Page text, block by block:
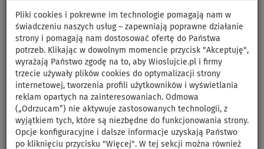
Pliki cookies i pokrewne im technologie pomagają nam w
świadczeniu naszych usług – zapewniają poprawne działanie
strony i pomagają nam dostosować ofertę do Państwa
potrzeb. Klikając w dowolnym momencie przycisk "Akceptuję",
wyrażają Państwo zgodę na to, aby Wioslujcie.pl i firmy
trzecie używały plików cookies do optymalizacji strony
internetowej, tworzenia profili użytkowników i wyświetlania
reklam opartych na zainteresowaniach. Odmowa
(„Odrzucam”) nie aktywuje zastosowanych technologii, z
wyjątkiem tych, które są niezbędne do funkcjonowania strony.
Opcje konfiguracyjne i dalsze informacje uzyskają Państwo
po kliknięciu przycisku "Więcej". W tej sekcji można również
Topy sportowe na deskę SUP
Obcisłe tank topy łączą wygodne dopasowanie z maksymalną
funkcjonalnością. Techniczne materiały zapewniają doskonałe
odprowadzanie potu i wody, co sprawia, że koszulka lepiej schnie
i utrzymuje suchość nawet podczas ciężkich treningów. Koszulki
są przylegające, ale nie krępują ruchów i doskonale nadają się
do uprawiania wszystkich sportów. A dzięki stylowym nadrukom
nie da się ich nie zauważyć!